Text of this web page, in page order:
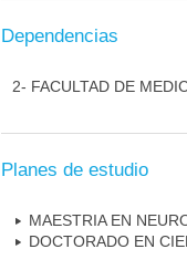
Dependencias
2- FACULTAD DE
Planes de estudio
MAESTRIA EN
DOCTORADO EN